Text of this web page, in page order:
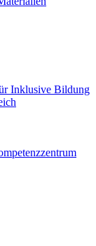
Inklusive Bildung